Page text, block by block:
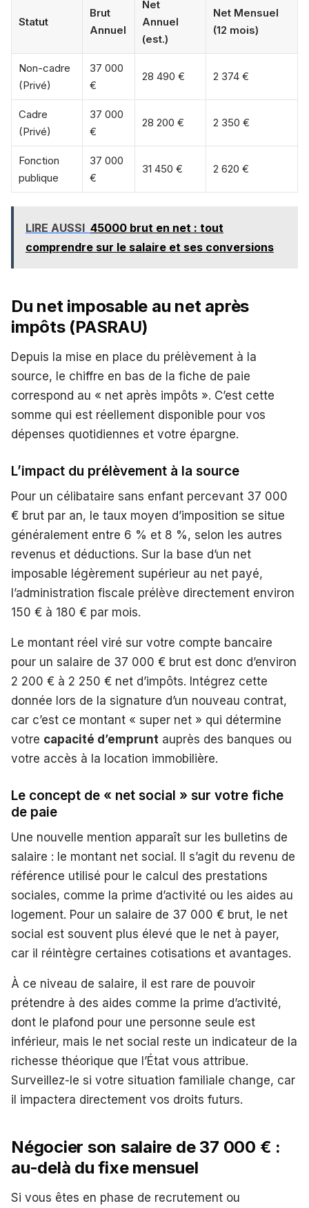
Statut
Brut
Annuel
Net
Annuel
(est.)
Net Mensuel
(12 mois)
Non-cadre
(Privé)
37 000
€
28 490 € 2 374 €
Cadre
(Privé)
37 000
€
28 200 € 2 350 €
Fonction
publique
37 000
€
31 450 € 2 620 €
LIRE AUSSI 45000 brut en net : tout
comprendre sur le salaire et ses conversions
Du net imposable au net après
impôts (PASRAU)
Depuis la mise en place du prélèvement à la
source, le chiffre en bas de la fiche de paie
correspond au « net après impôts ». C’est cette
somme qui est réellement disponible pour vos
dépenses quotidiennes et votre épargne.
L’impact du prélèvement à la source
Pour un célibataire sans enfant percevant 37 000
€ brut par an, le taux moyen d’imposition se situe
généralement entre 6 % et 8 %, selon les autres
revenus et déductions. Sur la base d’un net
imposable légèrement supérieur au net payé,
l’administration fiscale prélève directement environ
150 € à 180 € par mois.
Le montant réel viré sur votre compte bancaire
pour un salaire de 37 000 € brut est donc d’environ
2 200 € à 2 250 € net d’impôts. Intégrez cette
donnée lors de la signature d’un nouveau contrat,
car c’est ce montant « super net » qui détermine
votre capacité d’emprunt auprès des banques ou
votre accès à la location immobilière.
Le concept de « net social » sur votre fiche
de paie
Une nouvelle mention apparaît sur les bulletins de
salaire : le montant net social. Il s’agit du revenu de
référence utilisé pour le calcul des prestations
sociales, comme la prime d’activité ou les aides au
logement. Pour un salaire de 37 000 € brut, le net
social est souvent plus élevé que le net à payer,
car il réintègre certaines cotisations et avantages.
À ce niveau de salaire, il est rare de pouvoir
prétendre à des aides comme la prime d’activité,
dont le plafond pour une personne seule est
inférieur, mais le net social reste un indicateur de la
richesse théorique que l’État vous attribue.
Surveillez-le si votre situation familiale change, car
il impactera directement vos droits futurs.
Négocier son salaire de 37 000 € :
au-delà du fixe mensuel
Si vous êtes en phase de recrutement ou